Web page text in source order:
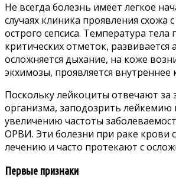
Не всегда болезнь имеет легкое
случаях клиника проявления схожа
острого сепсиса. Температура
критических отметок, развивается
осложняется дыхание, на коже
экхимозы, проявляется внутреннее
Поскольку лейкоциты отвечают за
организма, заподозрить
увеличению частоты
ОРВИ. Эти болезни при раке крови
лечению и часто протекают с
Первые признаки